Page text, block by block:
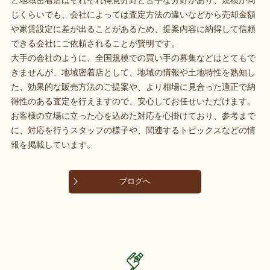
じくらいでも、会社によっては査定方法の違いなどから売却金額
や家賃設定に差が出ることがあるため、提案内容に納得して信頼
できる会社にご依頼されることが賢明です。
大手の会社のように、全国規模での買い手の募集などはとてもで
きませんが、地域密着店として、地域の情報や土地特性を熟知し
た、効果的な販売方法のご提案や、より相場に見合った適正で納
得性のある査定を行えますので、安心してお任せいただけます。
お客様の立場に立った心を込めた対応を心掛けており、参考まで
に、対応を行うスタッフの様子や、関連するトピックスなどの情
報を掲載しています。
ブログへ